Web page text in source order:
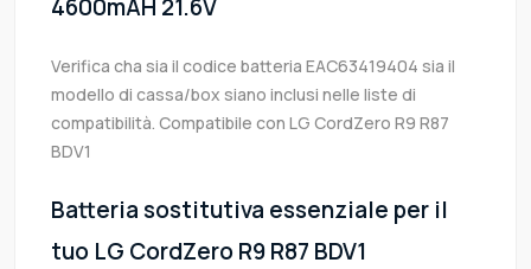
4600mAH 21.6V
Verifica cha sia il codice batteria EAC63419404 sia il
modello di cassa/box siano inclusi nelle liste di
compatibilità. Compatibile con LG CordZero R9 R87
BDV1
Batteria sostitutiva essenziale per il
tuo LG CordZero R9 R87 BDV1